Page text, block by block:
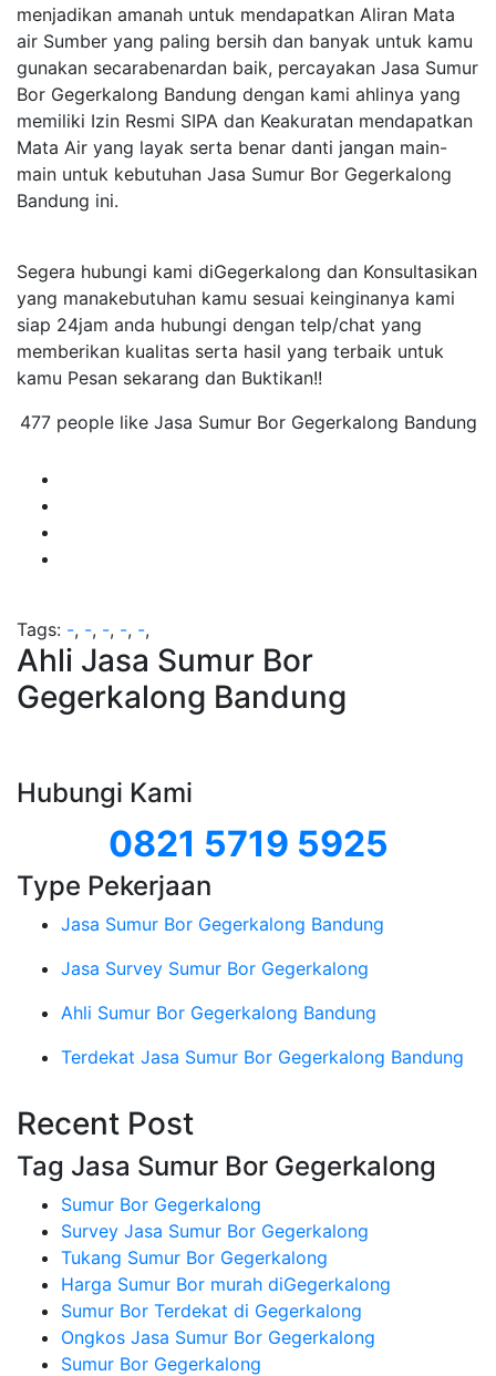
menjadikan amanah untuk mendapatkan Aliran Mata
air Sumber yang paling bersih dan banyak untuk kamu
gunakan secarabenardan baik, percayakan Jasa Sumur
Bor Gegerkalong Bandung dengan kami ahlinya yang
memiliki Izin Resmi SIPA dan Keakuratan mendapatkan
Mata Air yang layak serta benar danti jangan main-
main untuk kebutuhan Jasa Sumur Bor Gegerkalong
Bandung ini.
Segera hubungi kami diGegerkalong dan Konsultasikan
yang manakebutuhan kamu sesuai keinginanya kami
siap 24jam anda hubungi dengan telp/chat yang
memberikan kualitas serta hasil yang terbaik untuk
kamu Pesan sekarang dan Buktikan!!
477 people like Jasa Sumur Bor Gegerkalong Bandung
Tags: -, -, -, -, -,
Ahli Jasa Sumur Bor
Gegerkalong Bandung
Hubungi Kami
0821 5719 5925
Type Pekerjaan
Jasa Sumur Bor Gegerkalong Bandung
Jasa Survey Sumur Bor Gegerkalong
Ahli Sumur Bor Gegerkalong Bandung
Terdekat Jasa Sumur Bor Gegerkalong Bandung
Recent Post
Tag Jasa Sumur Bor Gegerkalong
Sumur Bor Gegerkalong
Survey Jasa Sumur Bor Gegerkalong
Tukang Sumur Bor Gegerkalong
Harga Sumur Bor murah diGegerkalong
Sumur Bor Terdekat di Gegerkalong
Ongkos Jasa Sumur Bor Gegerkalong
Sumur Bor Gegerkalong